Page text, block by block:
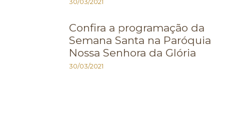
Confira a programação da
Semana Santa na Paróquia
Nossa Senhora da Glória
30/03/2021